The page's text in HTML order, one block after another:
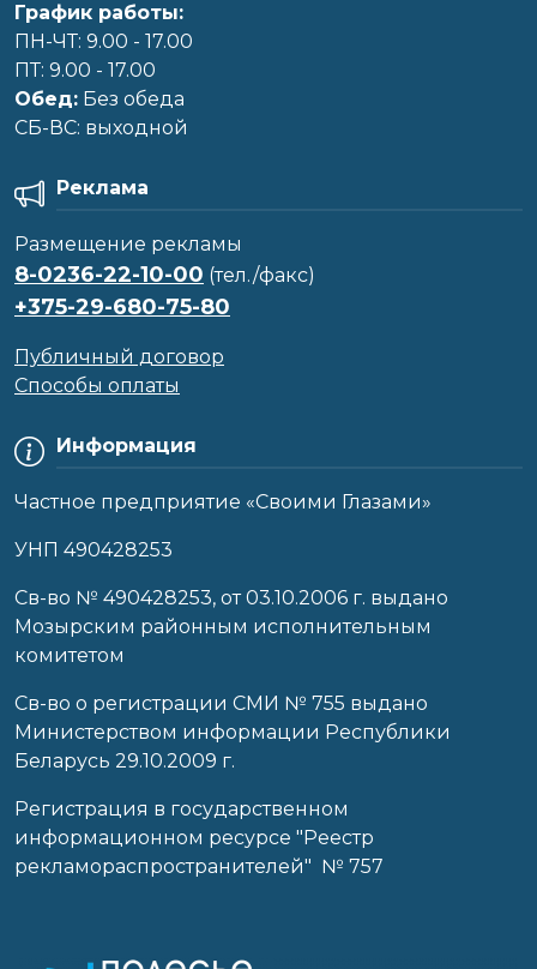
График работы:
ПН-ЧТ: 9.00 - 17.00
ПТ: 9.00 - 17.00
Обед: Без обеда
CБ-ВС: выходной
Информация
Частное предприятие «Своими Глазами»
УНП 490428253
Cв-во № 490428253, от 03.10.2006 г. выдано
Мозырским районным исполнительным
комитетом
Св-во о регистрации СМИ № 755 выдано
Министерством информации Республики
Беларусь 29.10.2009 г.
Регистрация в государственном
информационном ресурсе "Реестр
рекламораспространителей" № 757
Реклама
Размещение рекламы
8-0236-22-10-00 (тел./факс)
+375-29-680-75-80
Публичный договор
Способы оплаты